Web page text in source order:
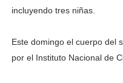
incluyendo tres niñas.
Este domingo el cuerpo del
por el Instituto Nacional de